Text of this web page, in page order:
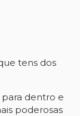
tens dos
dentro e
poderosas